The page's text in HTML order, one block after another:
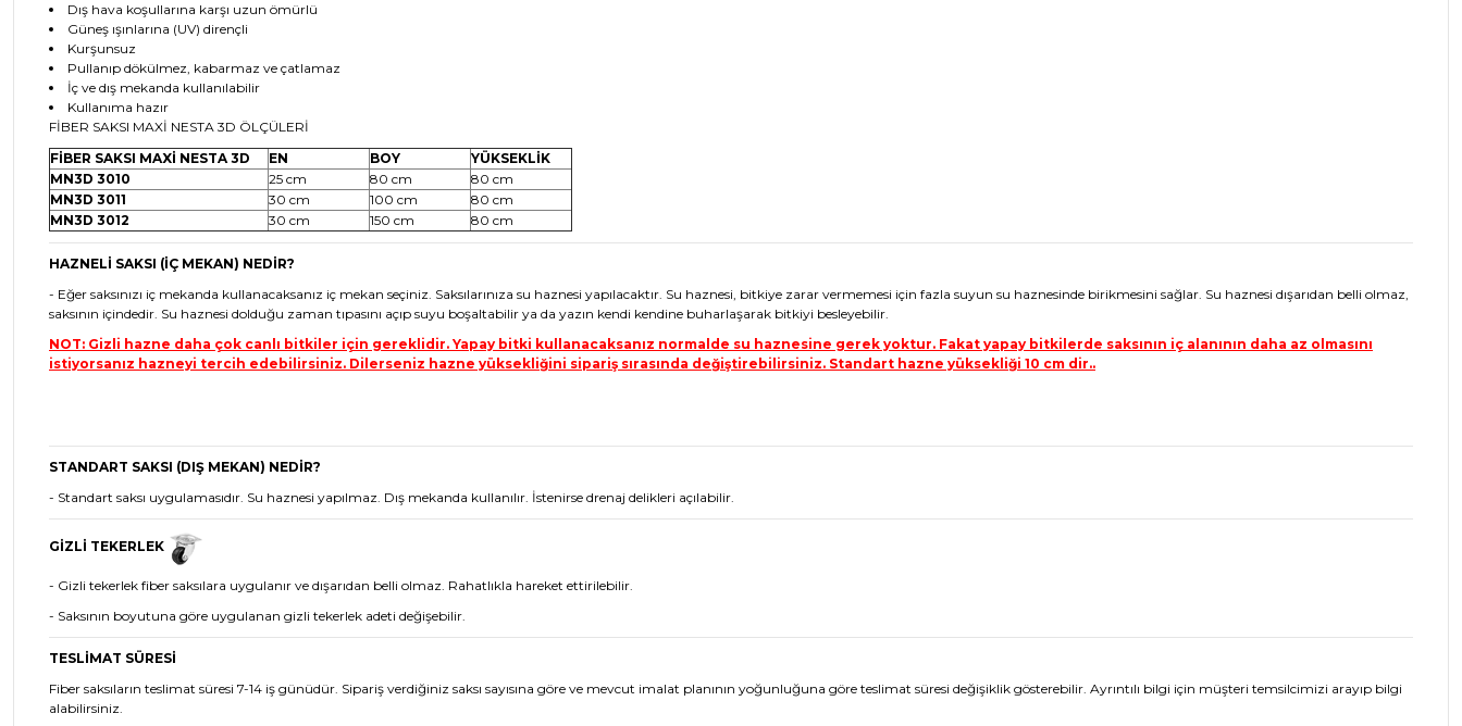
Dış hava koşullarına karşı uzun ömürlü
Güneş ışınlarına (UV) dirençli
Kurşunsuz
Pullanıp dökülmez, kabarmaz ve çatlamaz
İç ve dış mekanda kullanılabilir
Kullanıma hazır
FİBER SAKSI MAXİ NESTA 3D ÖLÇÜLERİ
FİBER SAKSI MAXİ NESTA 3D
EN BOY
YÜKSEKLİK
MN3D 3010
25 cm 80 cm
80 cm
MN3D 3011
30 cm 100 cm
80 cm
MN3D 3012
30 cm 150 cm 80 cm
HAZNELİ SAKSI (İÇ MEKAN) NEDİR?
- Eğer saksınızı iç mekanda kullanacaksanız iç mekan seçiniz. Saksılarınıza su haznesi yapılacaktır. Su haznesi, bitkiye zarar vermemesi için fazla suyun su haznesinde birikmesini sağlar. Su haznesi dışarıdan belli olmaz,
saksının içindedir. Su haznesi dolduğu zaman tıpasını açıp suyu boşaltabilir ya da yazın kendi kendine buharlaşarak bitkiyi besleyebilir.
NOT: Gizli hazne daha çok canlı bitkiler için gereklidir. Yapay bitki kullanacaksanız normalde su haznesine gerek yoktur. Fakat yapay bitkilerde saksının iç alanının daha az olmasını
istiyorsanız hazneyi tercih edebilirsiniz. Dilerseniz hazne yüksekliğini sipariş sırasında değiştirebilirsiniz. Standart hazne yüksekliği 10 cm dir..
STANDART SAKSI (DIŞ MEKAN) NEDİR?
- Standart saksı uygulamasıdır. Su haznesi yapılmaz. Dış mekanda kullanılır. İstenirse drenaj delikleri açılabilir.
GİZLİ TEKERLEK
- Gizli tekerlek fiber saksılara uygulanır ve dışarıdan belli olmaz. Rahatlıkla hareket ettirilebilir.
- Saksının boyutuna göre uygulanan gizli tekerlek adeti değişebilir.
TESLİMAT SÜRESİ
Fiber saksıların teslimat süresi 7-14 iş günüdür. Sipariş verdiğiniz saksı sayısına göre ve mevcut imalat planının yoğunluğuna göre teslimat süresi değişiklik gösterebilir. Ayrıntılı bilgi için müşteri temsilcimizi arayıp bilgi
alabilirsiniz.